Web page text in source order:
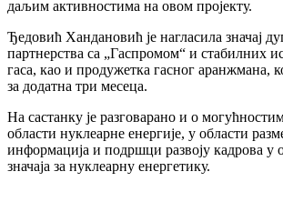
даљим активностима на овом пројекту.
Ђедовић Хандановић је нагласила значај
партнерства са „Гаспромом“ и стабилних
гаса, као и продужетка гасног аранжмана,
за додатна три месеца.
На састанку је разговарано и о
области нуклеарне енергије, у области
информација и подршци развоју кадрова у
значаја за нуклеарну енергетику.